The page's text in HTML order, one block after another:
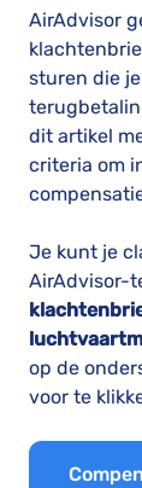
AirAdvisor
sturen die
dit artikel
criteria om
Je kunt je
AirAdvisor-
op de
voor te